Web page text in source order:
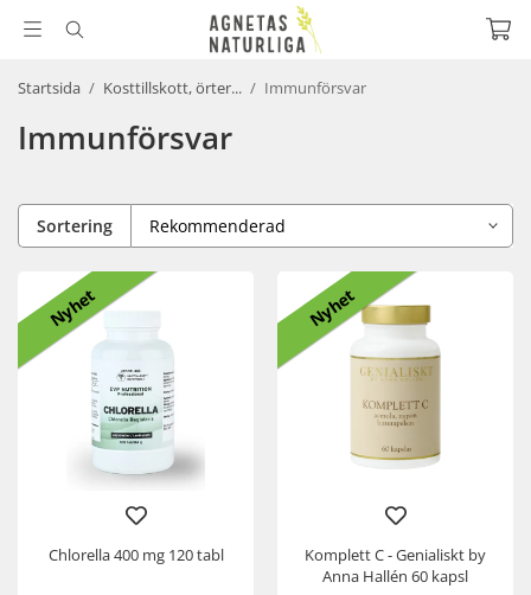
Startsida / Kosttillskott, örter... / Immunförsvar
Immunförsvar
Sortering
Nyhet
Chlorella 400 mg 120 tabl
Nyhet
Komplett C - Genialiskt by
Anna Hallén 60 kapsl